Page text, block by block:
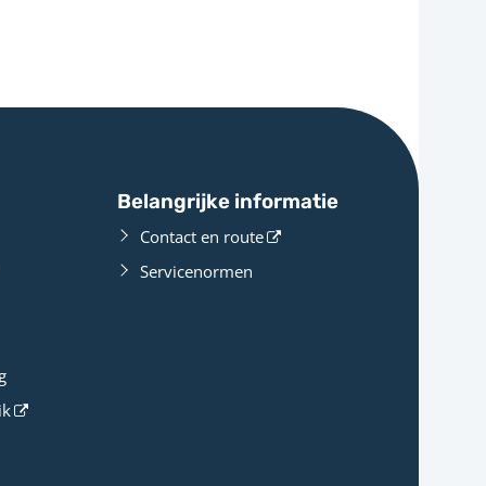
Belangrijke informatie
Contact en route
Servicenormen